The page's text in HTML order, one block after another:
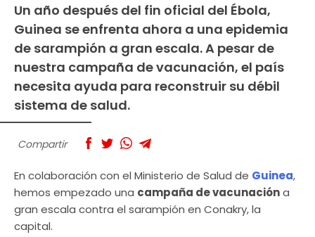
Un año después del fin oficial del Ébola,
Guinea se enfrenta ahora a una epidemia
de sarampión a gran escala. A pesar de
nuestra campaña de vacunación, el país
necesita ayuda para reconstruir su débil
sistema de salud.
Compartir
En colaboración con el Ministerio de Salud de Guinea,
hemos empezado una campaña de vacunacióna
gran escala contra el sarampión en Conakry, la
capital.